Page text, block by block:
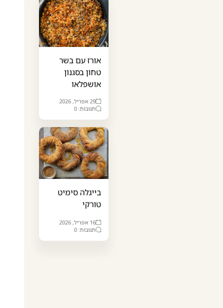
אורז עם בשר
טחון בסגנון
אושפלאו
29 אפריל, 2026
תגובות: 0
בייגלה סימיט
טורקי
16 אפריל, 2026
תגובות: 0